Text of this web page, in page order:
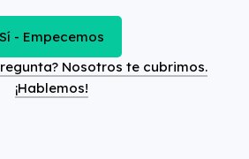
Sí - Empecemos
Nosotros te cubrimos.
¡Hablemos!